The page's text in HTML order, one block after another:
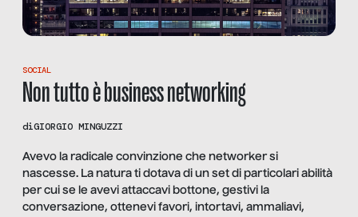
SOCIAL
Non tutto è business networking
diGIORGIO MINGUZZI
Avevo la radicale convinzione che networker si
nascesse. La natura ti dotava di un set di particolari abilità
per cui se le avevi attaccavi bottone, gestivi la
conversazione, ottenevi favori, intortavi, ammaliavi,